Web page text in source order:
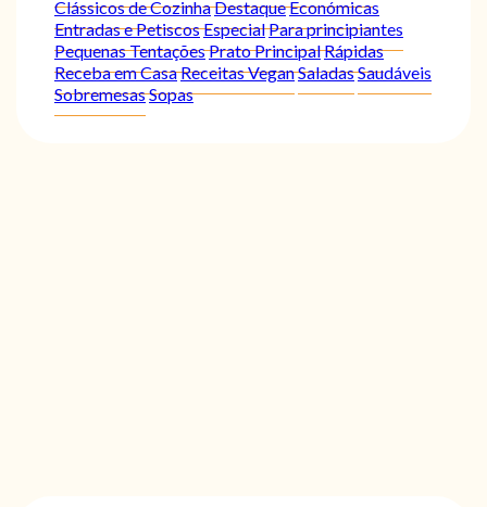
Clássicos de CozinhaDestaqueEconómicas
Entradas e PetiscosEspecialPara principiantes
Pequenas TentaçõesPrato PrincipalRápidas
Receba em CasaReceitas VeganSaladasSaudáveis
SobremesasSopas